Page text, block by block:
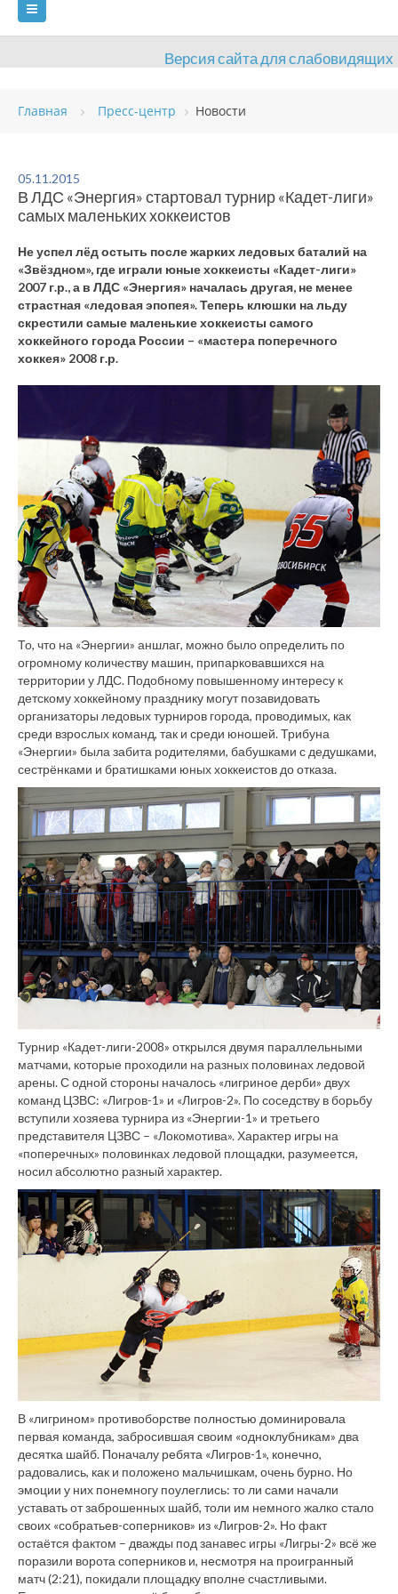
Версия сайта для слабовидящих
ГЛАВНАЯ
ВИДЫ СПОРТА
ОБЪЕКТЫ ДОКУМЕНТЫ ПРЕСС-ЦЕНТР
ОЦЕНКА КАЧЕСТВА ОБРАЗОВАНИЯ ВАКАНСИИ
ПЛАТНЫЕ УСЛУГИ КОНТАКТЫ
Главная Пресс-центр Новости
05.11.2015
В ЛДС «Энергия» стартовал турнир «Кадет-лиги»
самых маленьких хоккеистов
Не успел лёд остыть после жарких ледовых баталий на
«Звёздном», где играли юные хоккеисты «Кадет-лиги»
2007 г.р., а в ЛДС «Энергия» началась другая, не менее
страстная «ледовая эпопея». Теперь клюшки на льду
скрестили самые маленькие хоккеисты самого
хоккейного города России – «мастера поперечного
хоккея» 2008 г.р.
То, что на «Энергии» аншлаг, можно было определить по
огромному количеству машин, припарковавшихся на
территории у ЛДС. Подобному повышенному интересу к
детскому хоккейному празднику могут позавидовать
организаторы ледовых турниров города, проводимых, как
среди взрослых команд, так и среди юношей. Трибуна
«Энергии» была забита родителями, бабушками с дедушками,
сестрёнками и братишками юных хоккеистов до отказа.
Турнир «Кадет-лиги-2008» открылся двумя параллельными
матчами, которые проходили на разных половинах ледовой
арены. С одной стороны началось «лигриное дерби» двух
команд ЦЗВС: «Лигров-1» и «Лигров-2». По соседству в борьбу
вступили хозяева турнира из «Энергии-1» и третьего
представителя ЦЗВС – «Локомотива». Характер игры на
«поперечных» половинках ледовой площадки, разумеется,
носил абсолютно разный характер.
В «лигрином» противоборстве полностью доминировала
первая команда, забросившая своим «одноклубникам» два
десятка шайб. Поначалу ребята «Лигров-1», конечно,
радовались, как и положено мальчишкам, очень бурно. Но
эмоции у них понемногу поулеглись: то ли сами начали
уставать от заброшенных шайб, толи им немного жалко стало
своих «собратьев-соперников» из «Лигров-2». Но факт
остаётся фактом – дважды под занавес игры «Лигры-2» всё же
поразили ворота соперников и, несмотря на проигранный
матч (2:21), покидали площадку вполне счастливыми.